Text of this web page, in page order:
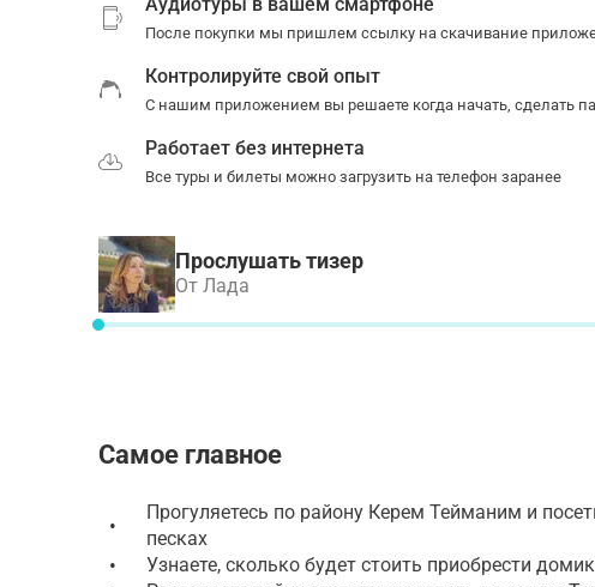
После покупки мы пришлем ссылку на скачивание
Контролируйте свой опыт
С нашим приложением вы решаете когда начать, сделать
Работает без интернета
Все туры и билеты можно загрузить на телефон заранее
Прослушать тизер
От Лада
Самое главное
•
Прогуляетесь по району Керем Тейманим и
песках
• Узнаете, сколько будет стоить приобрести